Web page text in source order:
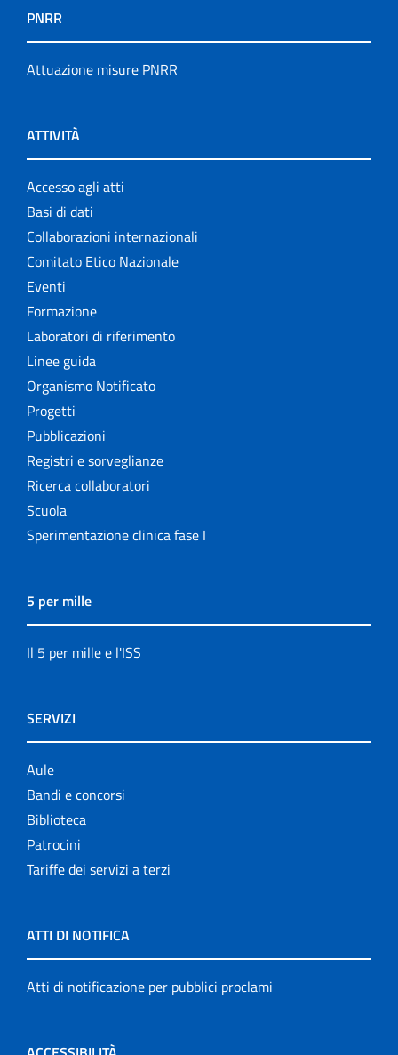
PNRR
Attuazione misure PNRR
ATTIVITÀ
Accesso agli atti
Basi di dati
Collaborazioni internazionali
Comitato Etico Nazionale
Eventi
Formazione
Laboratori di riferimento
Linee guida
Organismo Notificato
Progetti
Pubblicazioni
Registri e sorveglianze
Ricerca collaboratori
Scuola
Sperimentazione clinica fase I
5 per mille
Il 5 per mille e l'ISS
SERVIZI
Aule
Bandi e concorsi
Biblioteca
Patrocini
Tariffe dei servizi a terzi
ATTI DI NOTIFICA
Atti di notificazione per pubblici proclami